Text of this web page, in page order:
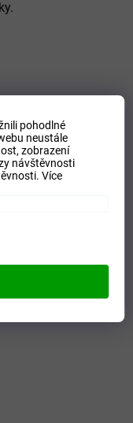
pohodlné
neustále
zobrazení
návštěvnosti
Více